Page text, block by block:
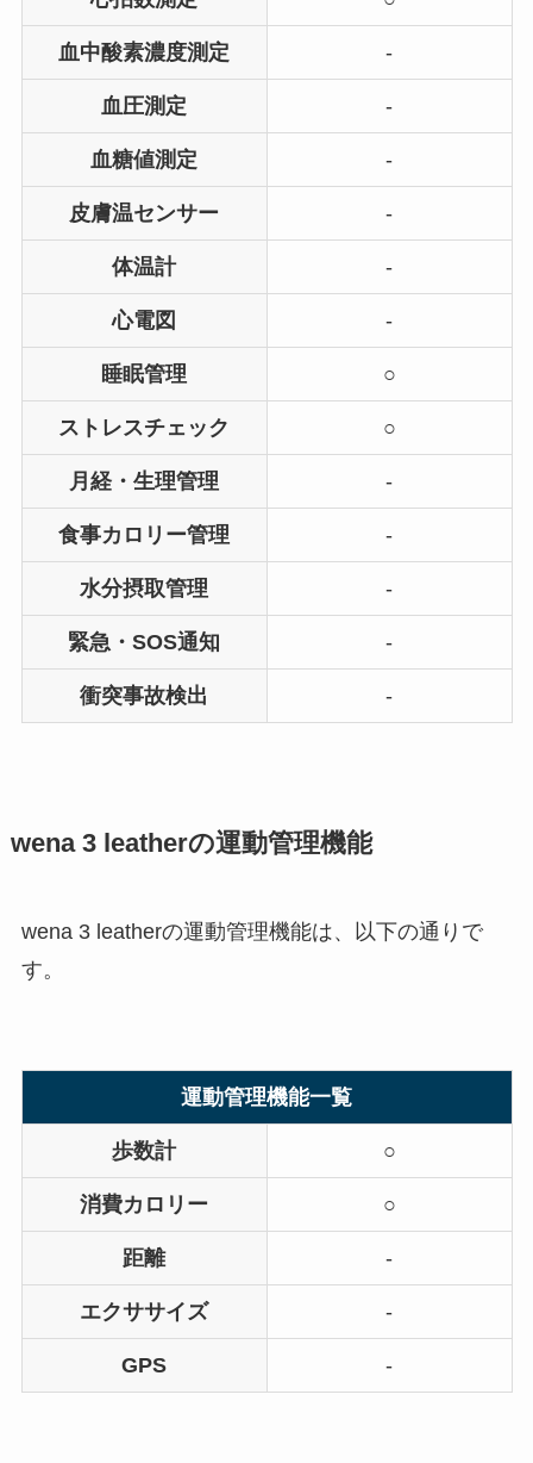
血中酸素濃度測定 -
血圧測定 -
血糖値測定 -
皮膚温センサー -
体温計 -
心電図 -
睡眠管理 ○
ストレスチェック ○
月経・生理管理 -
食事カロリー管理 -
水分摂取管理 -
緊急・SOS通知 -
衝突事故検出 -
wena 3 leatherの運動管理機能
wena 3 leatherの運動管理機能は、以下の通りで
す。
運動管理機能一覧
歩数計 ○
消費カロリー ○
距離 -
エクササイズ -
GPS -